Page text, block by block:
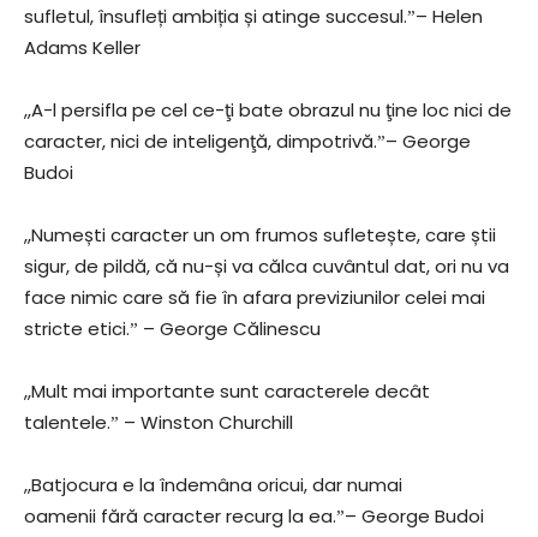
sufletul, însufleți ambiția și atinge succesul.ˮ– Helen
Adams Keller
,,A-l persifla pe cel ce-ţi bate obrazul nu ţine loc nici de
caracter, nici de inteligenţă, dimpotrivă.ˮ– George
Budoi
,,Numești caracter un om frumos sufletește, care știi
sigur, de pildă, că nu-și va călca cuvântul dat, ori nu va
face nimic care să fie în afara previziunilor celei mai
stricte etici.ˮ – George Călinescu
,,Mult mai importante sunt caracterele decât
talentele.ˮ – Winston Churchill
,,Batjocura e la îndemâna oricui, dar numai
oamenii fără caracter recurg la ea.ˮ– George Budoi